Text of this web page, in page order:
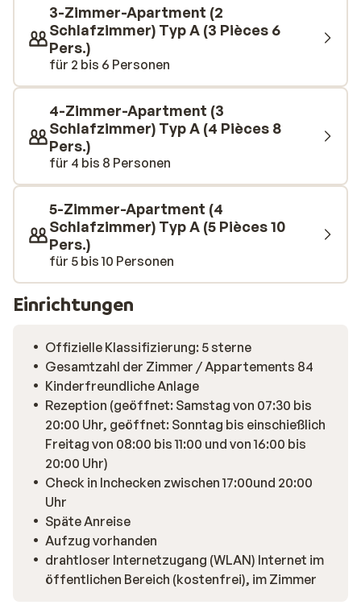
mehrere Wohnungen, die sich sowohl für kleine als auch
für große Gruppen eignen und alle mit den
notwendigen Einrichtungen ausgestattet sind. Nach
einem erlebnisreichen Tag auf der Piste ist es schön,
nach Hause in die Résidence L'Alpaga zu kommen.
Plaudern Sie in der gemütlichen Stube und trinken Sie
eine heiße Tasse Schokolade. Möchten Sie Ihre Muskeln
entspannen? Nehmen Sie ein erfrischendes Bad im
beheizten Innenpool oder entspannen Sie sich in der
Sauna und im Hammam. Das wird ein Spaß!
3-Zimmer-Apartment (2
Schlafzimmer) Typ A (3 Pièces 6
Pers.)
für 2 bis 6 Personen
4-Zimmer-Apartment (3
Schlafzimmer) Typ A (4 Pièces 8
Pers.)
für 4 bis 8 Personen
5-Zimmer-Apartment (4
Schlafzimmer) Typ A (5 Pièces 10
Pers.)
für 5 bis 10 Personen
Einrichtungen
Offizielle Klassifizierung: 5 sterne
Gesamtzahl der Zimmer / Appartements 84
Kinderfreundliche Anlage
Rezeption (geöffnet: Samstag von 07:30 bis
20:00 Uhr, geöffnet: Sonntag bis einschießlich
Freitag von 08:00 bis 11:00 und von 16:00 bis
20:00 Uhr)
Check in Inchecken zwischen 17:00und 20:00
Uhr
Späte Anreise
Aufzug vorhanden
drahtloser Internetzugang (WLAN) Internet im
öffentlichen Bereich (kostenfrei), im Zimmer